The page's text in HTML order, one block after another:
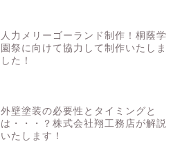
人力メリーゴーランド制作！桐蔭学
園祭に向けて協力して制作いたしま
した！
外壁塗装の必要性とタイミングと
は・・・？株式会社翔工務店が解説
いたします！